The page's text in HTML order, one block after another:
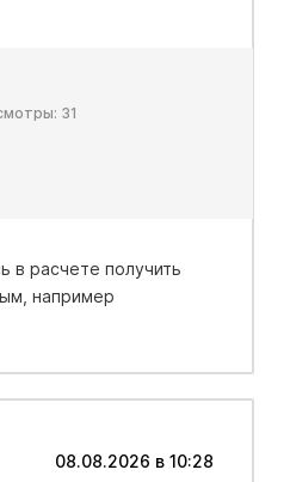
31
в расчете получить
например
08.08.2026 в 10:28